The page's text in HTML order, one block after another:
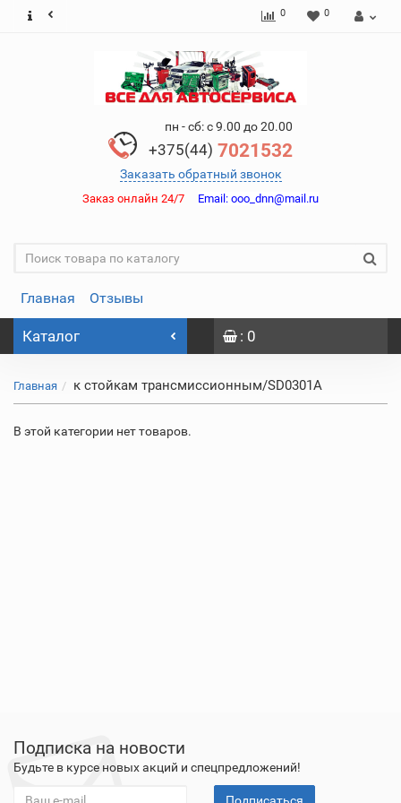
0 0
пн - сб: с 9.00 до 20.00
+375(44) 7021532
Заказать обратный звонок
Заказ онлайн 24/7 Email: ooo_dnn@mail.ru
Главная Отзывы
Каталог : 0
Главная к стойкам трансмиссионным/SD0301A
В этой категории нет товаров.
Подписка на новости
Будьте в курсе новых акций и спецпредложений!